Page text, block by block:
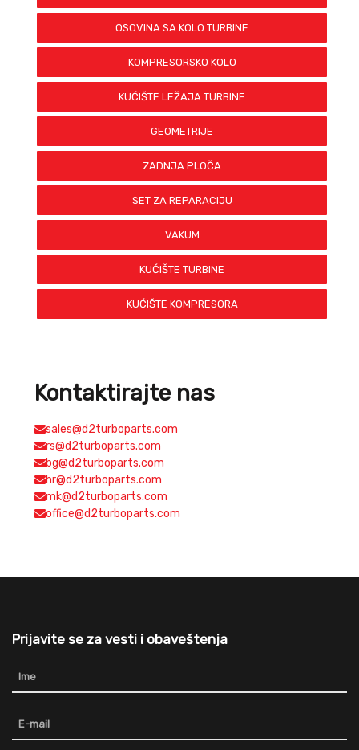
OSOVINA SA KOLO TURBINE
KOMPRESORSKO KOLO
KUĆIŠTE LEŽAJA TURBINE
GEOMETRIJE
ZADNJA PLOČA
SET ZA REPARACIJU
VAKUM
KUĆIŠTE TURBINE
KUĆIŠTE KOMPRESORA
Kontaktirajte nas
sales@d2turboparts.com
rs@d2turboparts.com
bg@d2turboparts.com
hr@d2turboparts.com
mk@d2turboparts.com
office@d2turboparts.com
Prijavite se za vesti i obaveštenja